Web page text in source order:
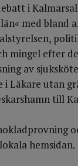
i
med bland
mingel efter
av
Läkare utan
till
hemsidan.